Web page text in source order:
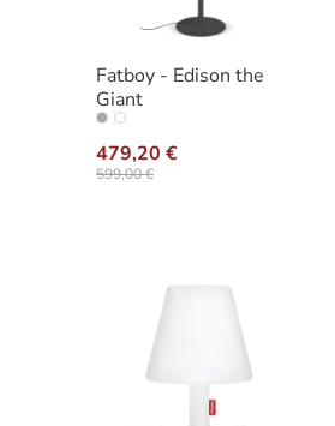
Fatboy - Edison the
Giant
479,20 €
599,00 €
Farbe